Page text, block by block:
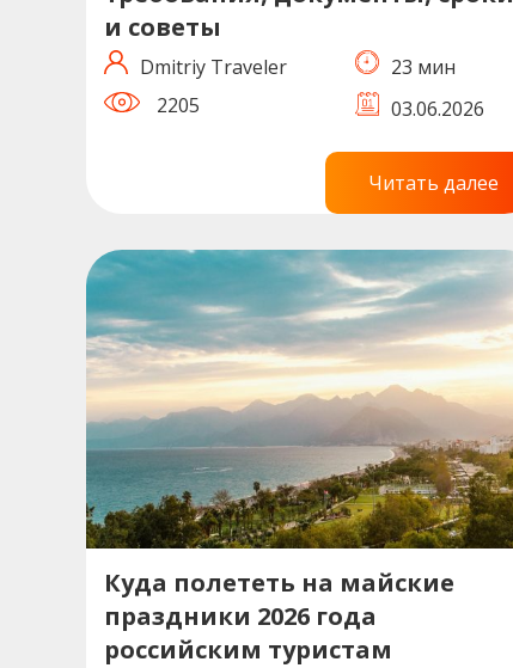
и советы
Dmitriy Traveler
23 мин
2205
03.06.2026
Читать далее
Куда полететь на майские
праздники 2026 года
российским туристам